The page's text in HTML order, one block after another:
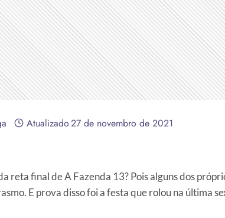
Atualizado27 de novembro de 2021
reta final de A Fazenda 13? Pois alguns dos
E prova disso foi a festa que rolou na última